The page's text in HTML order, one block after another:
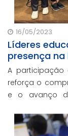
16/05/2023
Líderes
presença na
A participação
reforça o
e o avanço